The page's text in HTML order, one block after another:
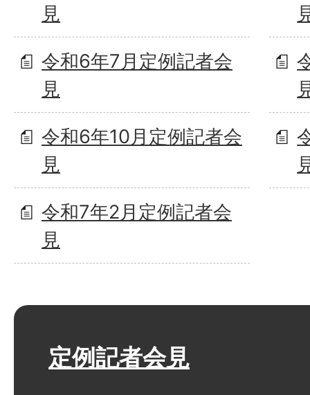
見
令和6年7月定例記者会
見
令和6年10月定例記者会
見
令和7年2月定例記者会
見
定例記者会見